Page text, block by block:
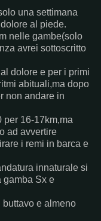
una settimana
al piede.
nelle gambe(solo
avrei sottoscritto
dolore e per i primi
abituali,ma dopo
non andare in
16-17km,ma
ad avvertire
i remi in barca e
innaturale si
gamba Sx e
e almeno